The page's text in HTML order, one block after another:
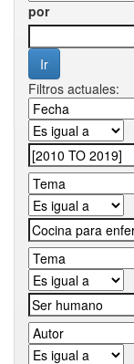
por
Filtros actuales: